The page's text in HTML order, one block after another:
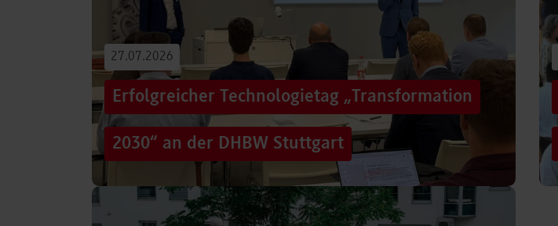
27.07.2026
Erfolgreicher Technologietag „Transformation
2030“ an der DHBW Stuttgart
Wie gelingt Transformation in einer Zeit, in der sich Technologien, Märkte
und gesellschaftliche Rahmenbedingungen immer schneller verändern?
Genau…